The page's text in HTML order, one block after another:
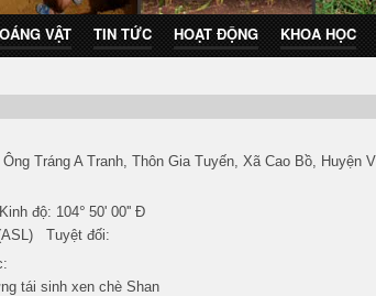
VẬT TIN TỨC HOẠT ĐỘNG KHOA HỌC
Tráng A Tranh, Thôn Gia Tuyến, Xã Cao Bồ, Huyện
độ: 104° 50' 00'' Đ
Tuyệt đối:
tái sinh xen chè Shan